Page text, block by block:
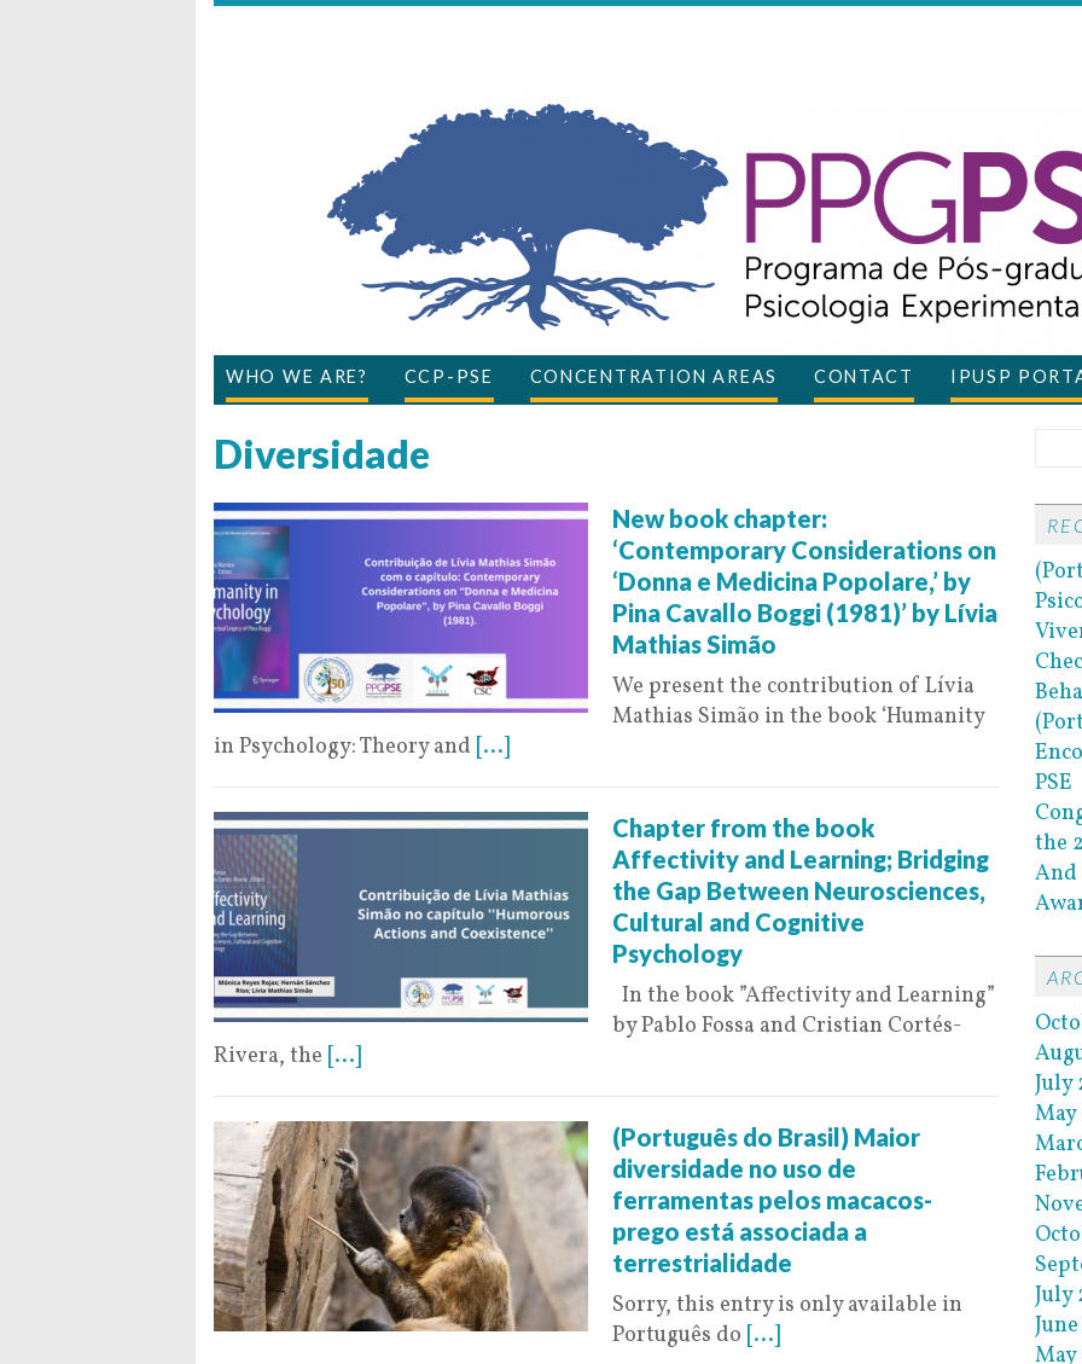
WHO WE ARE? CCP-PSE CONCENTRATION AREAS CONTACT IPUSP
Diversidade
New book chapter:
‘Contemporary Considerations on
‘Donna e Medicina Popolare,’ by
Pina Cavallo Boggi (1981)’ by Lívia
Mathias Simão
We present the contribution of Lívia
Mathias Simão in the book ‘Humanity
in Psychology: Theory and [...]
Chapter from the book
Affectivity and Learning; Bridging
the Gap Between Neurosciences,
Cultural and Cognitive
Psychology
In the book ”Affectivity and Learning”
by Pablo Fossa and Cristian Cortés-
Rivera, the [...]
(Português do Brasil) Maior
diversidade no uso de
ferramentas pelos macacos-
prego está associada a
terrestrialidade
Sorry, this entry is only available in
Português do [...]
PSE
the
And
July
May
July
May